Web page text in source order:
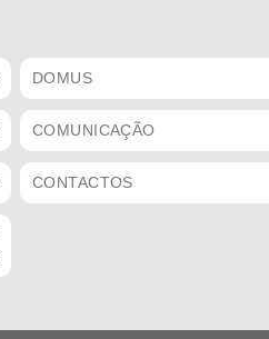
DOMUS
COMUNICAÇÃO
CONTACTOS